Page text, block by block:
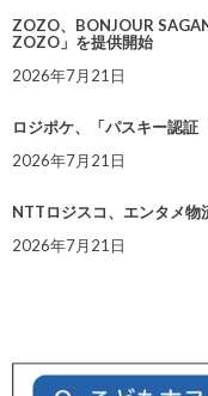
ZOZO、BONJOUR
ZOZO」を提供開始
2026年7月21日
ロジポケ、「パスキー認証
2026年7月21日
NTTロジスコ、エンタメ
2026年7月21日